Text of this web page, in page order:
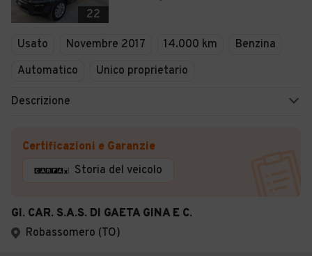
22
Usato Novembre 2017 14.000 km
Benzina
Automatico
Unico proprietario
Descrizione
Certificazioni e Garanzie
Storia del veicolo
GI. CAR. S.A.S. DI GAETA GINA E C.
Robassomero (TO)